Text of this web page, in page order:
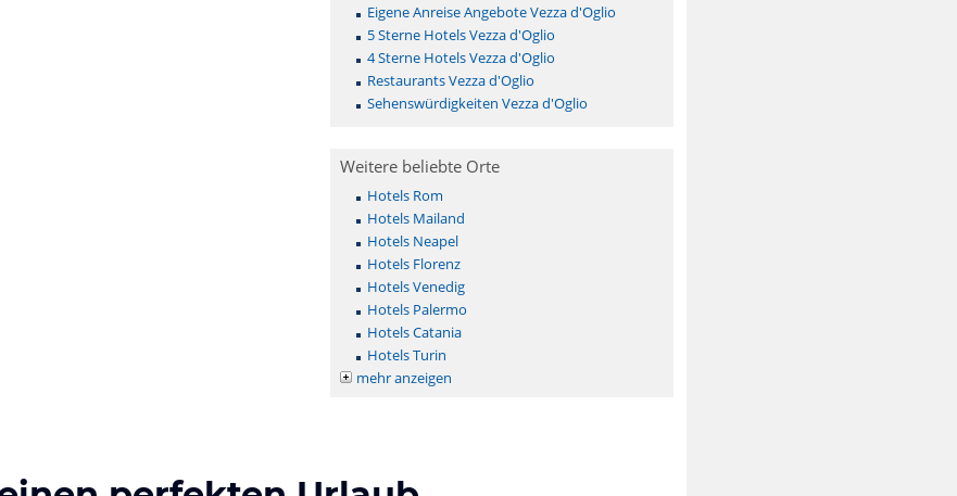
Eigene Anreise Angebote Vezza d'Oglio
5 Sterne Hotels Vezza d'Oglio
4 Sterne Hotels Vezza d'Oglio
Restaurants Vezza d'Oglio
Sehenswürdigkeiten Vezza d'Oglio
Weitere beliebte Orte
Hotels Rom
Hotels Mailand
Hotels Neapel
Hotels Florenz
Hotels Venedig
Hotels Palermo
Hotels Catania
Hotels Turin
mehr anzeigen